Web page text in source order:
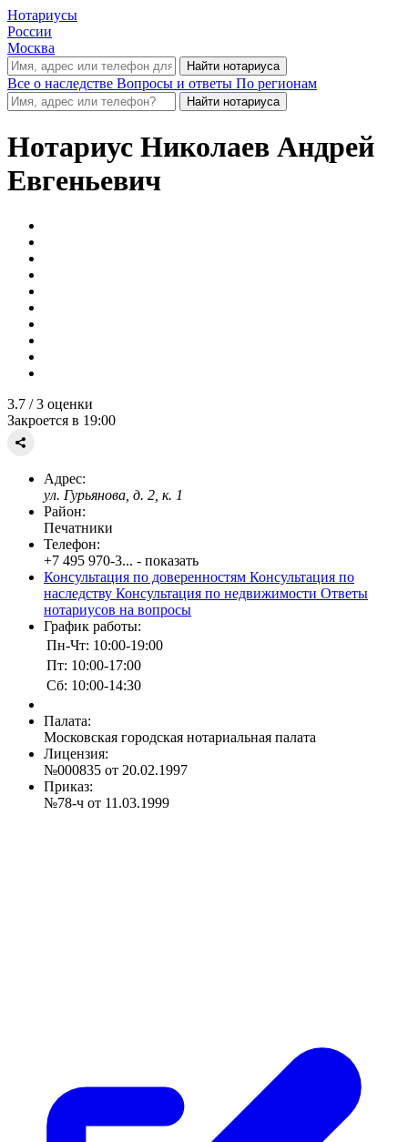
Нотариусы
России
Москва
Все о наследстве Вопросы и ответы По регионам
Нотариус Николаев Андрей
Евгеньевич
3.7 / 3 оценки
Закроется в 19:00
Адрес:
ул. Гурьянова, д. 2, к. 1
Район:
Печатники
Телефон:
+7 495 970-3... - показать
Консультация по доверенностям Консультация по
наследству Консультация по недвижимости Ответы
нотариусов на вопросы
График работы:
Пн-Чт: 10:00-19:00
Пт: 10:00-17:00
Сб: 10:00-14:30
Палата:
Московская городская нотариальная палата
Лицензия:
№000835 от 20.02.1997
Приказ:
№78-ч от 11.03.1999